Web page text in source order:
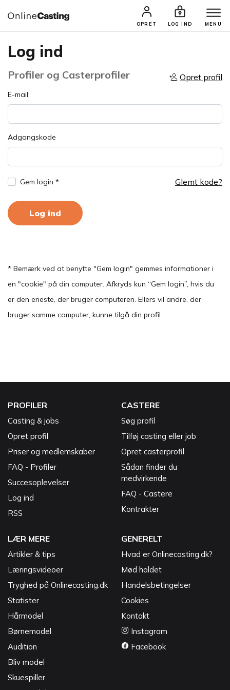
OPRET LOG IND MENU
Log ind
Profiler og Casterprofiler Opret profil
E-mail:
Adgangskode
Gem login * Glemt kode?
Log ind
* Bemærk ved at benytte "Gem login" gemmes informationer i
en "cookie" på din computer. Afkryds kun “Gem login”, hvis du
er den eneste, der bruger computeren. Ellers vil andre, der
bruger samme computer, kunne tilgå din profil.
PROFILER
Casting & jobs
Opret profil
Priser og medlemskaber
FAQ - Profiler
Succesoplevelser
Log ind
RSS
CASTERE
Søg profil
Tilføj casting eller job
Opret casterprofil
Sådan finder du
medvirkende
FAQ - Castere
Kontrakter
LÆR MERE
Artikler & tips
Læringsvideoer
Tryghed på Onlinecasting.dk
Statister
Hårmodel
Børnemodel
Audition
Bliv model
Skuespiller
GENERELT
Hvad er Onlinecasting.dk?
Mød holdet
Handelsbetingelser
Cookies
Kontakt
Instagram
Facebook